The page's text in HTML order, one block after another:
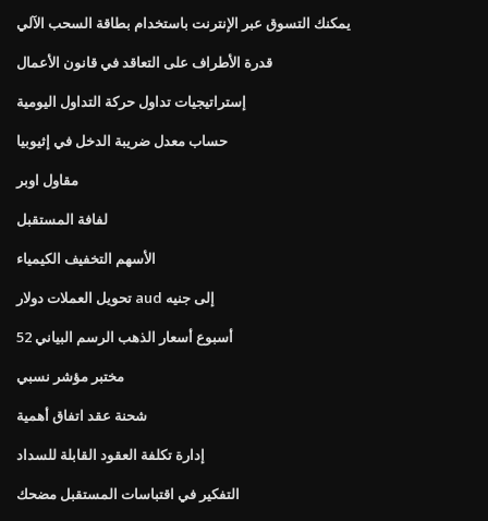
يمكنك التسوق عبر الإنترنت باستخدام بطاقة السحب الآلي
قدرة الأطراف على التعاقد في قانون الأعمال
إستراتيجيات تداول حركة التداول اليومية
حساب معدل ضريبة الدخل في إثيوبيا
مقاول اوبر
لفافة المستقبل
الأسهم التخفيف الكيمياء
تحويل العملات دولار aud إلى جنيه
52 أسبوع أسعار الذهب الرسم البياني
مختبر مؤشر نسبي
شحنة عقد اتفاق أهمية
إدارة تكلفة العقود القابلة للسداد
التفكير في اقتباسات المستقبل مضحك